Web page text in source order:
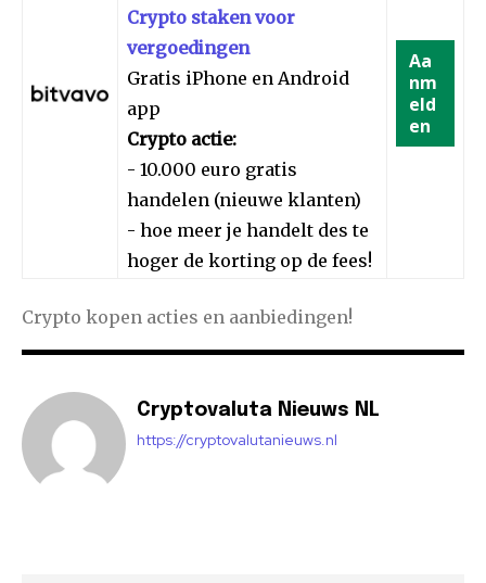
Crypto staken voor
vergoedingen
Gratis iPhone en Android
app
Crypto actie:
- 10.000 euro gratis
handelen (nieuwe klanten)
- hoe meer je handelt des te
hoger de korting op de fees!
Aa
nm
eld
en
Crypto kopen acties en aanbiedingen!
Cryptovaluta Nieuws NL
https://cryptovalutanieuws.nl